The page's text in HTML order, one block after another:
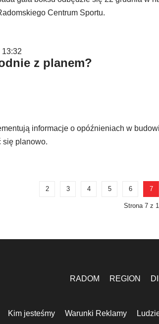
Centrum Sportu.
z planem?
informacje o opóźnieniach w
się planowo.
2 3 4 5 6 7
Strona 7 z
RADOM REGION
Kim jesteśmy Warunki Reklamy